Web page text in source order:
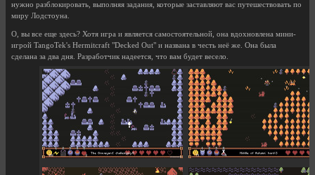
нужно разблокировать, выполняя задания, которые заставляют вас путешествовать по
миру Лодстоуна.
О, вы все еще здесь? Хотя игра и является самостоятельной, она вдохновлена мини-
игрой TangoTek's Hermitcraft "Decked Out" и названа в честь неё же. Она была
сделана за два дня. Разработчик надеется, что вам будет весело.